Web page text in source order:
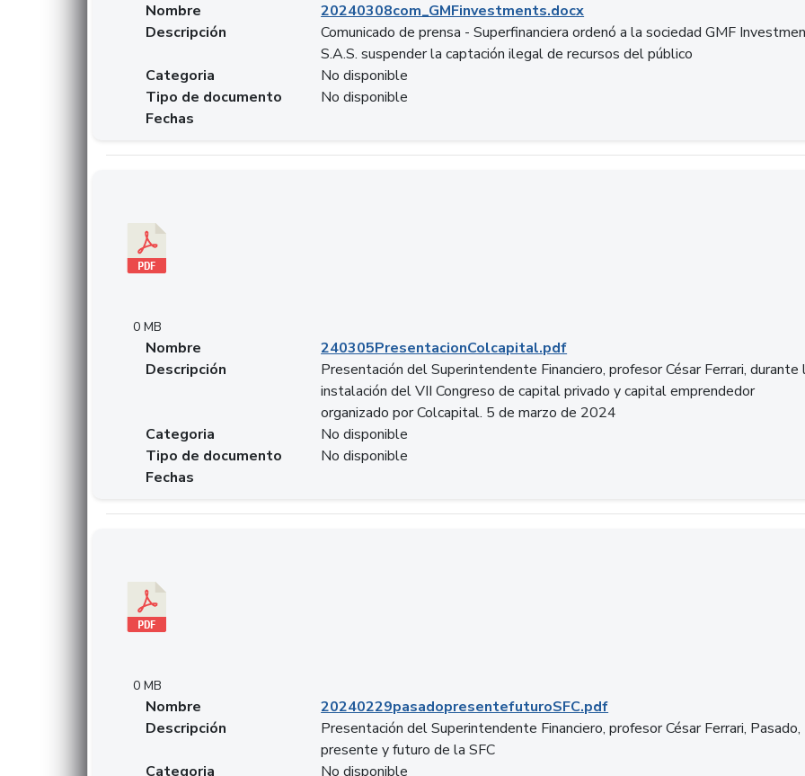
Nombre
20240308com_GMFinvestments.docx
Descripción
Comunicado de prensa - Superfinanciera ordenó a la sociedad GMF
S.A.S. suspender la captación ilegal de recursos del público
Categoria
No disponible
Tipo de documento
No disponible
Fechas
0 MB
Nombre
240305PresentacionColcapital.pdf
Descripción
Presentación del Superintendente Financiero, profesor César Ferrari, durante
instalación del VII Congreso de capital privado y capital emprendedor
organizado por Colcapital. 5 de marzo de 2024
Categoria
No disponible
Tipo de documento
No disponible
Fechas
0 MB
Nombre
20240229pasadopresentefuturoSFC.pdf
Descripción
Presentación del Superintendente Financiero, profesor César Ferrari, Pasado,
presente y futuro de la SFC
Categoria
No disponible